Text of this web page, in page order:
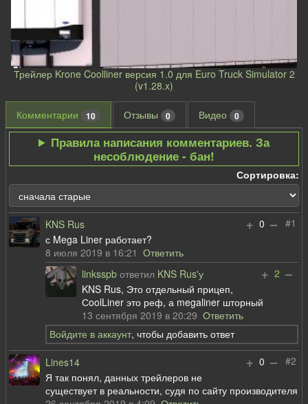
Трейлер Krone Coolliner версия 1.0 для Euro Truck Simulator 2
(v1.28.x)
Комментарии 10 Отзывы 0 Видео 0
Правила написания комментариев. За
несоблюдение - бан!
Сортировка:
#1
+ 0 –
KNS Rus
с Mega Liner работает?
8 июля 2019 в 16:21Ответить
+ 2 –
linksspb ответил KNS Rus'у
KNS Rus, Это отдельный прицеп,
СoolLiner это реф, а megaliner шторный
13 сентября 2019 в 20:29Ответить
Войдите в аккаунт, чтобы добавить ответ
#2
+ 0 –
Lines14
Я так понял, данных трейлеров не
существует в реальности, судя по сайту производителя